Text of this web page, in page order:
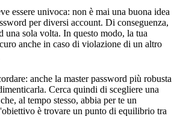
essere univoca: non è mai una buona idea
per diversi account. Di conseguenza,
una sola volta. In questo modo, la tua
anche in caso di violazione di un altro
anche la master password più robusta
Cerca quindi di scegliere una
al tempo stesso, abbia per te un
è trovare un punto di equilibrio tra